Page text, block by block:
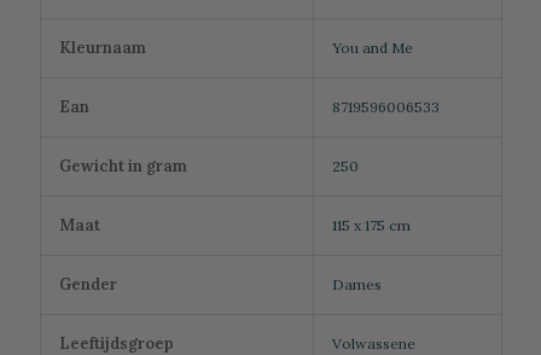
Kleurnaam You and Me
Ean 8719596006533
Gewicht in gram 250
Maat 115 x 175 cm
Gender Dames
Leeftijdsgroep Volwassene